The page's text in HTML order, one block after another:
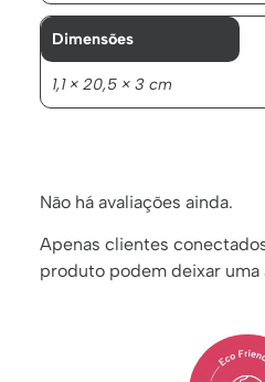
Dimensões
1,1 × 20,5 × 3 cm
Não há avaliações ainda.
Apenas clientes
produto podem deixar uma